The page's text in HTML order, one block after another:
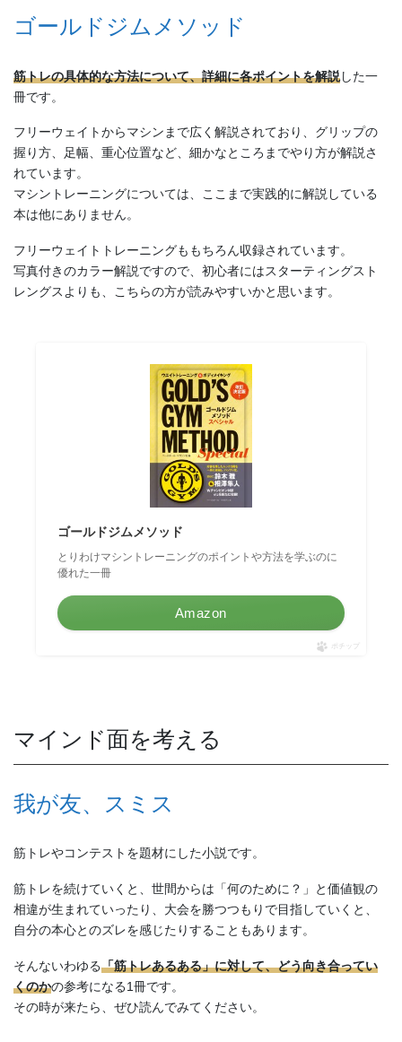
ゴールドジムメソッド
筋トレの具体的な方法について、詳細に各ポイントを解説した一
冊です。
フリーウェイトからマシンまで広く解説されており、グリップの
握り方、足幅、重心位置など、細かなところまでやり方が解説さ
れています。
マシントレーニングについては、ここまで実践的に解説している
本は他にありません。
フリーウェイトトレーニングももちろん収録されています。
写真付きのカラー解説ですので、初心者にはスターティングスト
レングスよりも、こちらの方が読みやすいかと思います。
ゴールドジムメソッド
とりわけマシントレーニングのポイントや方法を学ぶのに
優れた一冊
Amazon
ポチップ
マインド面を考える
我が友、スミス
筋トレやコンテストを題材にした小説です。
筋トレを続けていくと、世間からは「何のために？」と価値観の
相違が生まれていったり、大会を勝つつもりで目指していくと、
自分の本心とのズレを感じたりすることもあります。
そんないわゆる「筋トレあるある」に対して、どう向き合ってい
くのかの参考になる1冊です。
その時が来たら、ぜひ読んでみてください。